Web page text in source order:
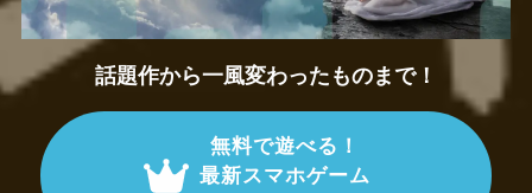
話題作から一風変わったものまで！
無料で遊べる！
最新スマホゲーム